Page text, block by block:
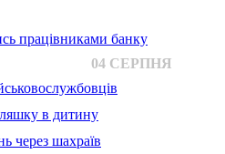
працівниками банку
04 СЕРПНЯ
в дитину
через шахраїв